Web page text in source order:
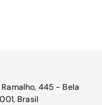
Ramalho, 445 - Bela
Brasil